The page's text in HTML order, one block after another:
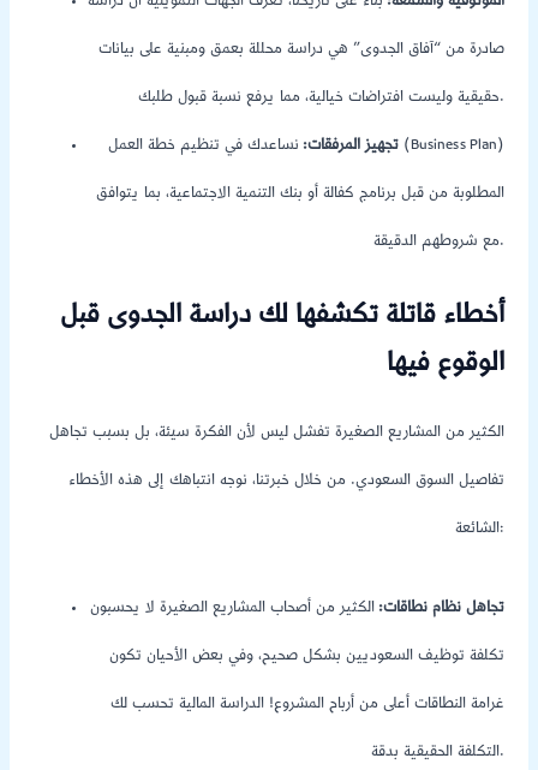
صادرة من “آفاق الجدوى” هي دراسة محللة بعمق ومبنية على بيانات
حقيقية وليست افتراضات خيالية، مما يرفع نسبة قبول طلبك.
تجهيز المرفقات: نساعدك في تنظيم خطة العمل (Business Plan)
المطلوبة من قبل برنامج كفالة أو بنك التنمية الاجتماعية، بما يتوافق
مع شروطهم الدقيقة.
أخطاء قاتلة تكشفها لك دراسة الجدوى قبل
الوقوع فيها
الكثير من المشاريع الصغيرة تفشل ليس لأن الفكرة سيئة، بل بسبب تجاهل
تفاصيل السوق السعودي. من خلال خبرتنا، نوجه انتباهك إلى هذه الأخطاء
الشائعة:
تجاهل نظام نطاقات: الكثير من أصحاب المشاريع الصغيرة لا يحسبون
تكلفة توظيف السعوديين بشكل صحيح، وفي بعض الأحيان تكون
غرامة النطاقات أعلى من أرباح المشروع! الدراسة المالية تحسب لك
التكلفة الحقيقية بدقة.